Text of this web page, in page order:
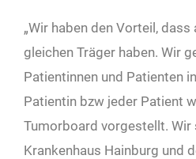
„Wir haben den Vorteil,
gleichen Träger haben. Wir
Patientinnen und Patienten
Patientin bzw jeder Patient
Tumorboard vorgestellt. Wir
Krankenhaus Hainburg und